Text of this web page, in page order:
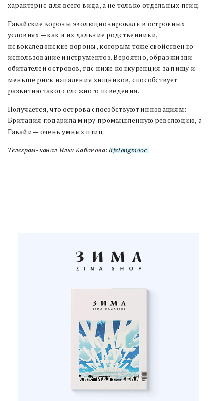
характерно для всего вида, а не только отдельных птиц.
Гавайские вороны эволюционировали в островных
условиях — как и их дальние родственники,
новокаледонские вороны, которым тоже свойственно
использование инструментов. Вероятно, образ жизни
обитателей островов, где ниже конкуренция за пищу и
меньше риск нападения хищников, способствует
развитию такого сложного поведения.
Получается, что острова способствуют инновациям:
Британия подарила миру промышленную революцию, а
Гавайи — очень умных птиц.
Телеграм-канал Ильи Кабанова: lifelongmooc.